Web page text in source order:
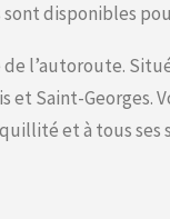
disponibles
l’autoroute.
Saint-Georges.
et à tous